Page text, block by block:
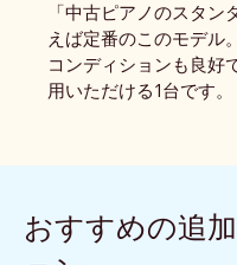
「中古ピアノのスタン
えば定番のこのモデル。
コンディションも良好
用いただける1台です。
おすすめの追